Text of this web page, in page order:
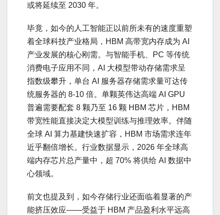
或将延续至 2030 年。
毕竟，如今的人工智能正以前所未有的速度重塑
着全球科技产业格局，HBM 高带宽内存成为 AI
产业发展的核心刚需。与智能手机、PC 等传统
消费电子应用不同，AI 大模型带动存储需求呈
指数级攀升，单台 AI 服务器存储需求量可达传
统服务器的 8-10 倍。单颗英伟达高端 AI GPU
普遍需要配套 8 颗乃至 16 颗 HBM 芯片，HBM
带宽性能直接决定大模型训练与推理效率。伴随
全球 AI 算力基建快速扩容，HBM 市场需求连年
近乎翻倍增长。行业数据显示，2026 年全球高
端内存芯片总产量中，超 70% 将供给 AI 数据中
心领域。
前文也提及到，如今存储行业还面临着显著的产
能挤压效应——受益于 HBM 产品盈利水平远高